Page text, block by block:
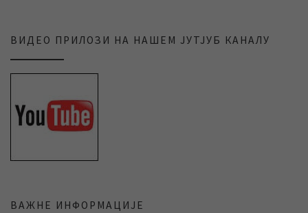
ВИДЕО ПРИЛОЗИ НА НАШЕМ ЈУТЈУБ КАНАЛУ
ВАЖНЕ ИНФОРМАЦИЈЕ